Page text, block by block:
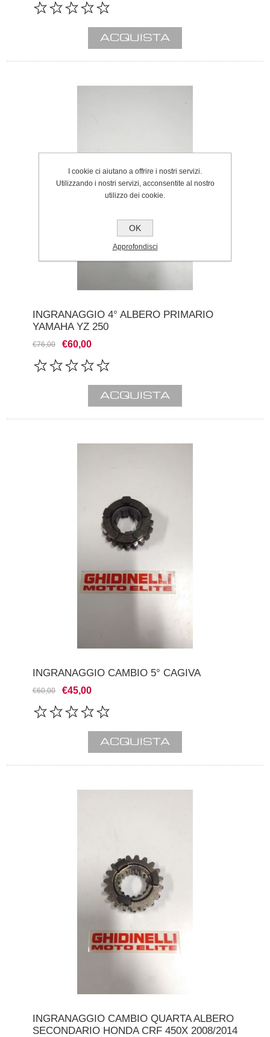
INGRANAGGIO 4° ALBERO PRIMARIO
YAMAHA YZ 250
€76,00 €60,00
INGRANAGGIO CAMBIO 5° CAGIVA
€60,00 €45,00
INGRANAGGIO CAMBIO QUARTA ALBERO
SECONDARIO HONDA CRF 450X 2008/2014
I cookie ci aiutano a offrire i nostri servizi.
Utilizzando i nostri servizi, acconsentite al nostro
utilizzo dei cookie.
OK
Approfondisci